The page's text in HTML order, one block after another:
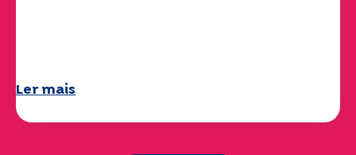
Ler mais